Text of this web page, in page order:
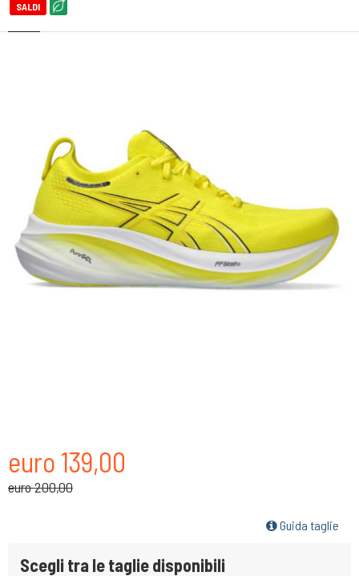
SALDI
euro 139,00
euro 200,00
Guida taglie
Scegli tra le taglie disponibili